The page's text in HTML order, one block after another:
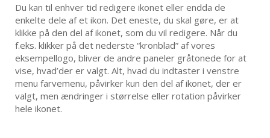
Du kan til enhver tid redigere ikonet eller endda de
enkelte dele af et ikon. Det eneste, du skal gøre, er at
klikke på den del af ikonet, som du vil redigere. Når du
f.eks. klikker på det nederste “kronblad” af vores
eksempellogo, bliver de andre paneler gråtonede for at
vise, hvad’der er valgt. Alt, hvad du indtaster i venstre
menu farvemenu, påvirker kun den del af ikonet, der er
valgt, men ændringer i størrelse eller rotation påvirker
hele ikonet.